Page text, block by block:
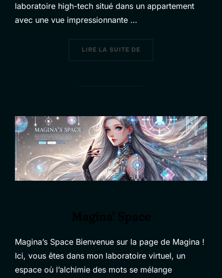
laboratoire high-tech situé dans un appartement
avec une vue impressionnante …
LIRE LA SUITE DE
Magina’s Space Bienvenue sur la page de Magina !
Ici, vous êtes dans mon laboratoire virtuel, un
espace où l’alchimie des mots se mélange